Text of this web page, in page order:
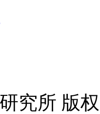
究所 版